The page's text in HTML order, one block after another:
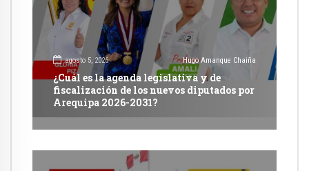
agosto 5, 2026 Hugo Amanque Chaiña
¿Cuál es la agenda legislativa y de
fiscalización de los nuevos diputados por
Arequipa 2026-2031?